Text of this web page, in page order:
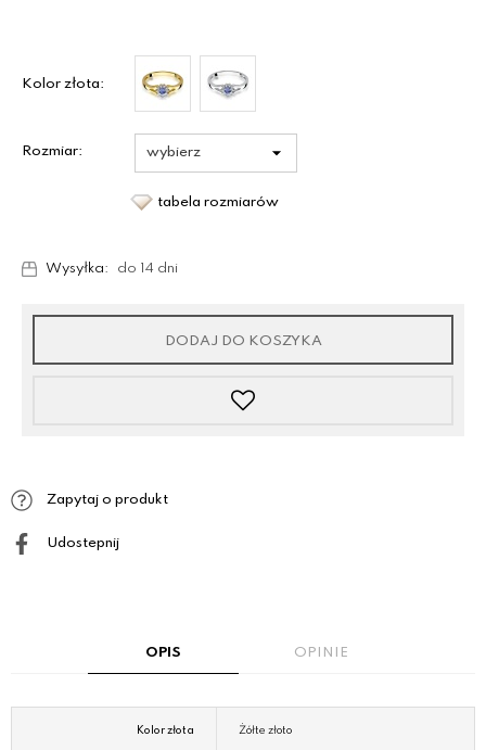
Kolor złota:
Rozmiar:
tabela rozmiarów
Wysyłka: do 14 dni
DODAJ DO KOSZYKA
Zapytaj o produkt
Udostepnij
OPIS OPINIE
Kolor złota Żółte złoto